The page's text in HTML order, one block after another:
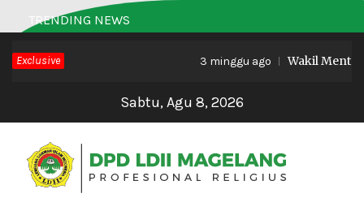
to
content
TRENDING NEWS
Exclusive 3 minggu ago Wakil Menteri
Sabtu, Agu 8, 2026